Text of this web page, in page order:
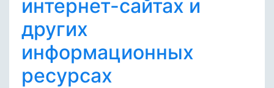
интернет-сайтах и
других
информационных
ресурсах